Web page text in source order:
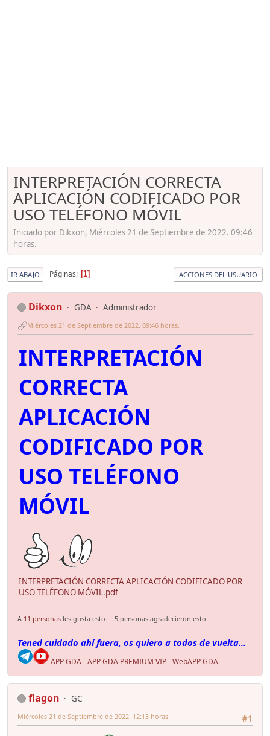
INTERPRETACIÓN CORRECTA
APLICACIÓN CODIFICADO POR
USO TELÉFONO MÓVIL
Iniciado por Dikxon, Miércoles 21 de Septiembre de 2022. 09:46
horas.
IR ABAJO Páginas 1 ACCIONES DEL USUARIO
Dikxon GDA Administrador
Miércoles 21 de Septiembre de 2022. 09:46 horas.
INTERPRETACIÓN
CORRECTA
APLICACIÓN
CODIFICADO POR
USO TELÉFONO
MÓVIL
INTERPRETACIÓN CORRECTA APLICACIÓN CODIFICADO POR
USO TELÉFONO MÓVIL.pdf
A 11 personas les gusta esto. 5 personas agradecieron esto.
Tened cuidado ahí fuera, os quiero a todos de vuelta...
APP GDA-APP GDA PREMIUM VIP-WebAPP GDA
flagon
GC
#1
Miércoles 21 de Septiembre de 2022. 12:13 horas.